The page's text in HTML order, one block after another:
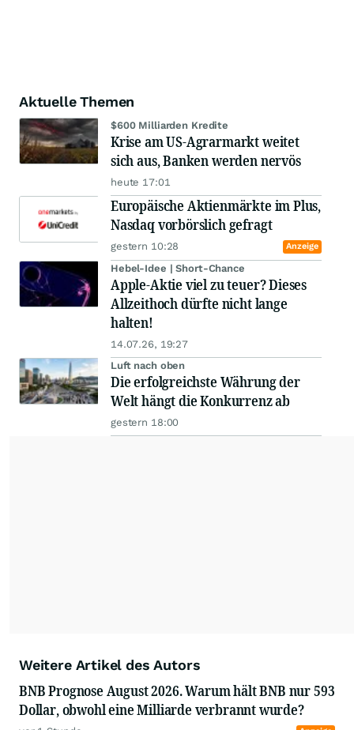
Aktuelle Themen
$600 Milliarden Kredite
Krise am US-Agrarmarkt weitet
sich aus, Banken werden nervös
heute 17:01
Europäische Aktienmärkte im Plus,
Nasdaq vorbörslich gefragt
gestern 10:28 Anzeige
Hebel-Idee | Short-Chance
Apple-Aktie viel zu teuer? Dieses
Allzeithoch dürfte nicht lange
halten!
14.07.26, 19:27
Luft nach oben
Die erfolgreichste Währung der
Welt hängt die Konkurrenz ab
gestern 18:00
Weitere Artikel des Autors
BNB Prognose August 2026. Warum hält BNB nur 593
Dollar, obwohl eine Milliarde verbrannt wurde?